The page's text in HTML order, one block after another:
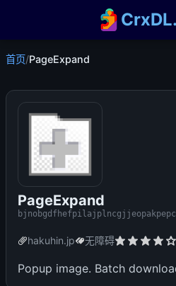
首页/PageExpand
PageExpand
bjnobgdfhefpilajplncgjjeopakpepc
hakuhin.jp 无障碍
Popup image. Batch